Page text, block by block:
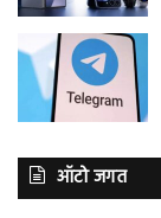
ऑटो जगत